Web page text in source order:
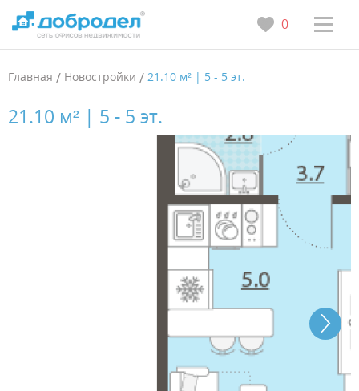
0
Главная / Новостройки / 21.10 м² | 5 - 5 эт.
21.10 м² | 5 - 5 эт.